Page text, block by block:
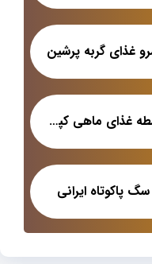
غذای گربه پرشین
فروش ارزان بی واسطه غذای ماهی کپور اصفهان
پاکوتاه ایرانی